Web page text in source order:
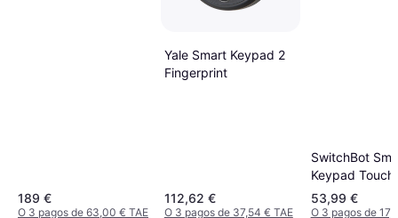
189 €
O 3 pagos de 63,00 € TAE
Yale Smart Keypad 2
Fingerprint
112,62 €
O 3 pagos de 37,54 € TAE
SwitchBot
Keypad Touch
Fingerprint
53,99 €
O 3 pagos de